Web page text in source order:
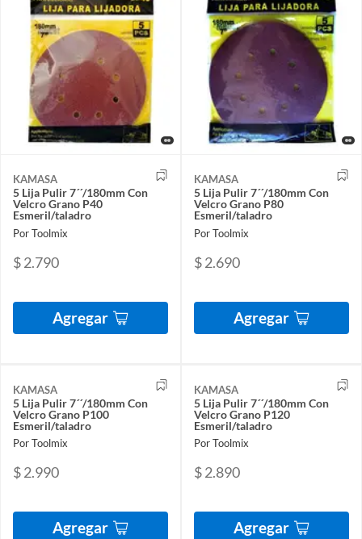
KAMASA
5 Lija Pulir 7´´/180mm Con
Velcro Grano P40
Esmeril/taladro
Por Toolmix
$ 2.790
Agregar
KAMASA
5 Lija Pulir 7´´/180mm Con
Velcro Grano P80
Esmeril/taladro
Por Toolmix
$ 2.690
Agregar
KAMASA
5 Lija Pulir 7´´/180mm Con
Velcro Grano P100
Esmeril/taladro
Por Toolmix
$ 2.990
Agregar
KAMASA
5 Lija Pulir 7´´/180mm Con
Velcro Grano P120
Esmeril/taladro
Por Toolmix
$ 2.890
Agregar